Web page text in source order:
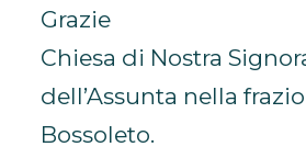
Grazie
Chiesa di Nostra
dell’Assunta nella
Bossoleto.